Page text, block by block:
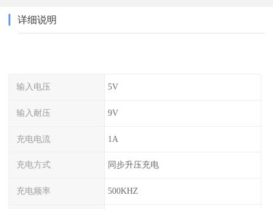
详细说明
输入电压 5V
输入耐压 9V
充电电流 1A
充电方式 同步升压充电
充电频率 500KHZ